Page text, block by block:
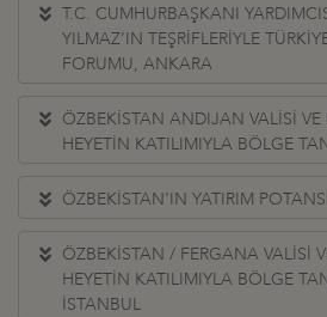
T.C. CUMHURBAŞKANI
YILMAZ’IN TEŞRİFLERİYLE
FORUMU, ANKARA
ÖZBEKİSTAN ANDIJAN VALİSİ VE
HEYETİN KATILIMIYLA BÖLGE
ÖZBEKİSTAN'IN YATIRIM
ÖZBEKİSTAN / FERGANA VALİSİ
HEYETİN KATILIMIYLA BÖLGE
İSTANBUL